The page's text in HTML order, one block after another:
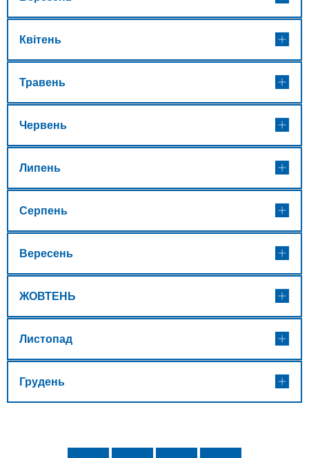
Квітень
Травень
Червень
Липень
Серпень
Вересень
ЖОВТЕНЬ
Листопад
Грудень